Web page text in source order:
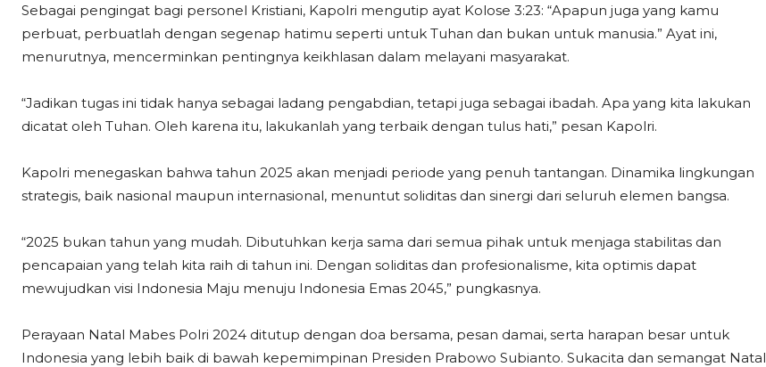
Sebagai pengingat bagi personel Kristiani, Kapolri mengutip ayat Kolose 3:23: “Apapun juga yang kamu
perbuat, perbuatlah dengan segenap hatimu seperti untuk Tuhan dan bukan untuk manusia.” Ayat ini,
menurutnya, mencerminkan pentingnya keikhlasan dalam melayani masyarakat.
“Jadikan tugas ini tidak hanya sebagai ladang pengabdian, tetapi juga sebagai ibadah. Apa yang kita lakukan
dicatat oleh Tuhan. Oleh karena itu, lakukanlah yang terbaik dengan tulus hati,” pesan Kapolri.
Kapolri menegaskan bahwa tahun 2025 akan menjadi periode yang penuh tantangan. Dinamika lingkungan
strategis, baik nasional maupun internasional, menuntut soliditas dan sinergi dari seluruh elemen bangsa.
“2025 bukan tahun yang mudah. Dibutuhkan kerja sama dari semua pihak untuk menjaga stabilitas dan
pencapaian yang telah kita raih di tahun ini. Dengan soliditas dan profesionalisme, kita optimis dapat
mewujudkan visi Indonesia Maju menuju Indonesia Emas 2045,” pungkasnya.
Perayaan Natal Mabes Polri 2024 ditutup dengan doa bersama, pesan damai, serta harapan besar untuk
Indonesia yang lebih baik di bawah kepemimpinan Presiden Prabowo Subianto. Sukacita dan semangat Natal